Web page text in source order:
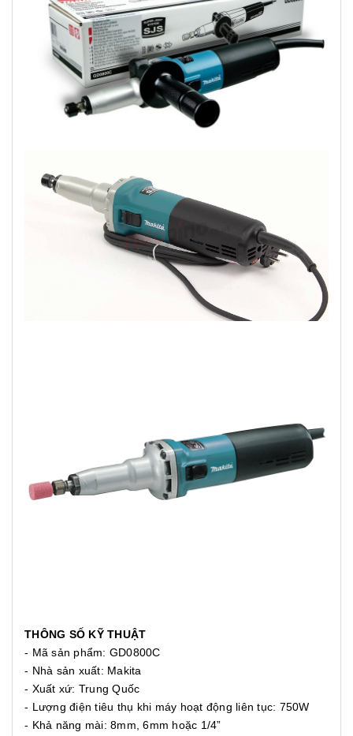
THÔNG SỐ KỸ THUẬT
- Mã sản phẩm: GD0800C
- Nhà sản xuất: Makita
- Xuất xứ: Trung Quốc
- Lượng điện tiêu thụ khi máy hoạt động liên tục: 750W
- Khả năng mài: 8mm, 6mm hoặc 1/4”